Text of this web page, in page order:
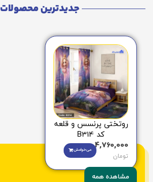
جدیدترین محصولات
روتختی پرنسس و قلعه
کد B314
4,760,000
تومان
می‌خوامش
مشاهده همه